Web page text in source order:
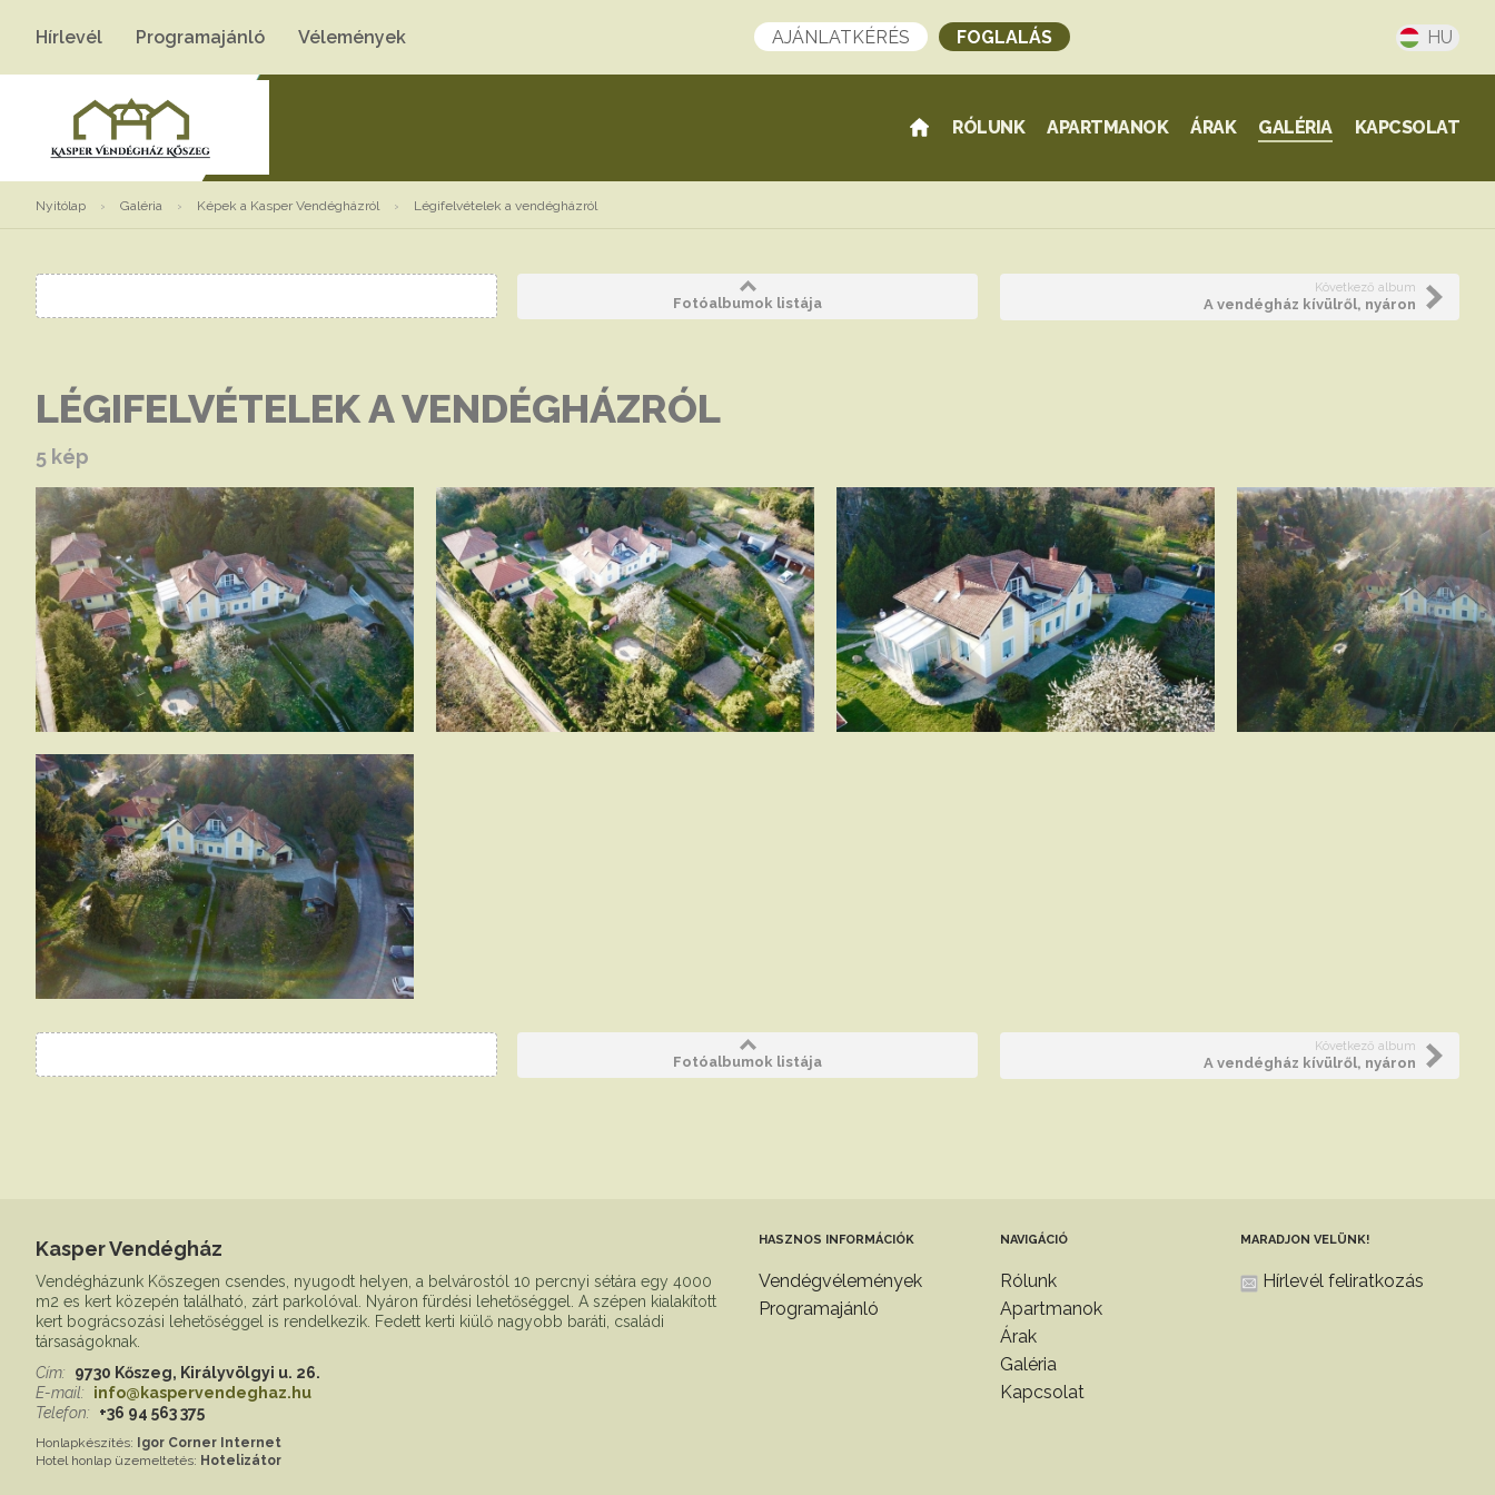
Hírlevél Programajánló Vélemények AJÁNLATKÉRÉS FOGLALÁS HU
RÓLUNK APARTMANOK ÁRAK GALÉRIA KAPCSOLAT
Nyitólap › Galéria › Képek a Kasper Vendégházról › Légifelvételek a vendégházról
Fotóalbumok listája
Következő album
A vendégház kívülről, nyáron
LÉGIFELVÉTELEK A VENDÉGHÁZRÓL
5 kép
Fotóalbumok listája
Következő album
A vendégház kívülről, nyáron
Kasper Vendégház
Vendégházunk Kőszegen csendes, nyugodt helyen, a belvárostól 10 percnyi sétára egy 4000
m2 es kert közepén található, zárt parkolóval. Nyáron fürdési lehetőséggel. A szépen kialakított
kert bográcsozási lehetőséggel is rendelkezik. Fedett kerti kiülő nagyobb baráti, családi
társaságoknak.
Cím:
9730 Kőszeg, Királyvölgyi u. 26.
E-mail:
info@kaspervendeghaz.hu
Telefon:
+36 94 563 375
Honlapkészítés:
Igor Corner Internet
Hotel honlap üzemeltetés: Hotelizátor
HASZNOS INFORMÁCIÓK
Vendégvélemények
Programajánló
NAVIGÁCIÓ
Rólunk
Apartmanok
Árak
Galéria
Kapcsolat
MARADJON VELÜNK!
Hírlevél feliratkozás